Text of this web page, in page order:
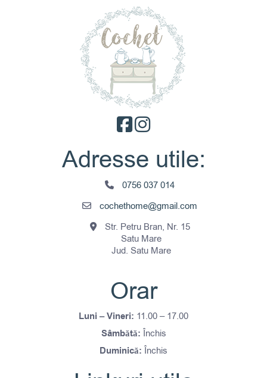
Adresse utile:
0756 037 014
cochethome@gmail.com
Str. Petru Bran, Nr. 15
Satu Mare
Jud. Satu Mare
Orar
Luni – Vineri: 11.00 – 17.00
Sâmbătă: Închis
Duminică: Închis